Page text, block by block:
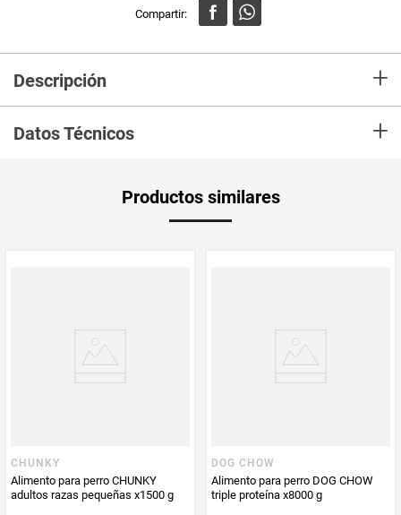
Descripción +
Datos Técnicos +
PUM - Unidad
de Medida
Productos similares
CHUNKY
Alimento para perro CHUNKY
adultos razas pequeñas x1500 g
DOG CHOW
Alimento para perro DOG CHOW
triple proteína x8000 g